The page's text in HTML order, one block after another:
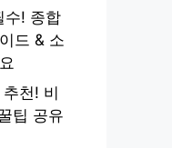
수! 종합
드 & 소
천! 비
팁 공유